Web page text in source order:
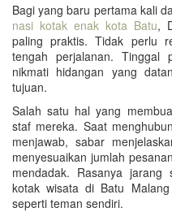
Bagi yang baru pertama kali
nasi kotak enak kota Batu,
paling praktis. Tidak perlu
tengah perjalanan.
nikmati hidangan yang
tujuan.
Salah satu hal yang
staf mereka. Saat
menjawab, sabar
menyesuaikan jumlah
mendadak. Rasanya
kotak wisata di Batu
seperti teman sendiri.